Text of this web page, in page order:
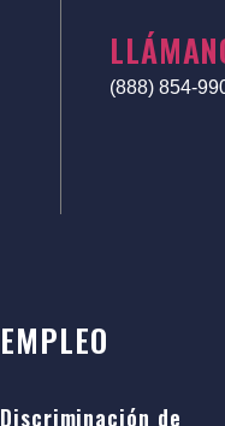
(888) 854-
EMPLEO
Discriminación de